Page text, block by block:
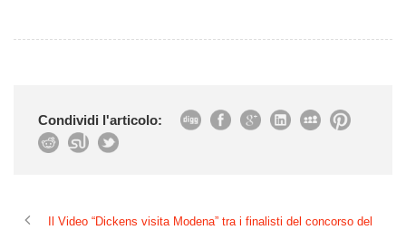
Condividi l'articolo:
Il Video “Dickens visita Modena” tra i finalisti del concorso del